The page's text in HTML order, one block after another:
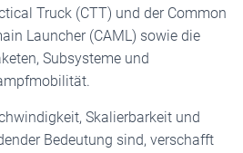
Truck (CTT) und der Common
Launcher (CAML) sowie die
Subsysteme und
Skalierbarkeit und
Bedeutung sind, verschafft